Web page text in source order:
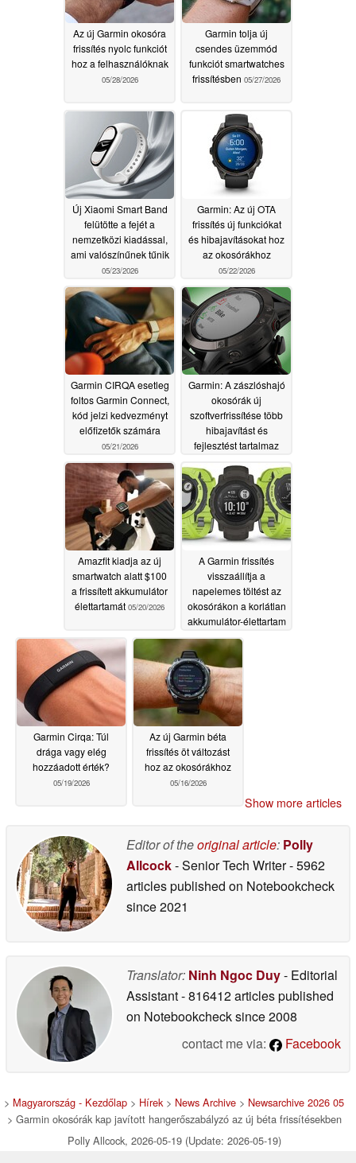
Az új Garmin okosóra
frissítés nyolc funkciót
hoz a felhasználóknak
05/28/2026
Garmin tolja új
csendes üzemmód
funkciót smartwatches
frissítésben 05/27/2026
Új Xiaomi Smart Band
felütötte a fejét a
nemzetközi kiadással,
ami valószínűnek tűnik
05/23/2026
Garmin: Az új OTA
frissítés új funkciókat
és hibajavításokat hoz
az okosórákhoz
05/22/2026
Garmin CIRQA esetleg
foltos Garmin Connect,
kód jelzi kedvezményt
előfizetők számára
05/21/2026
Garmin: A zászlóshajó
okosórák új
szoftverfrissítése több
hibajavítást és
fejlesztést tartalmaz
Amazfit kiadja az új
smartwatch alatt $100
a frissített akkumulátor
élettartamát 05/20/2026
A Garmin frissítés
visszaállítja a
napelemes töltést az
okosórákon a korlátlan
akkumulátor-élettartam
érdekében
Garmin Cirqa: Túl
drága vagy elég
hozzáadott érték?
05/19/2026
Az új Garmin béta
frissítés öt változást
hoz az okosórákhoz
05/16/2026
Show more articles
Editor of theoriginal article: Polly
Allcock- Senior Tech Writer- 5962
articles published on Notebookcheck
since 2021
Translator: Ninh Ngoc Duy- Editorial
Assistant- 816412 articles published
on Notebookchecksince 2008
contact me via:
Facebook
> Magyarország - Kezdőlap > Hírek> News Archive > Newsarchive 2026 05
> Garmin okosórák kap javított hangerőszabályzó az új béta frissítésekben
Polly Allcock, 2026-05-19 (Update: 2026-05-19)